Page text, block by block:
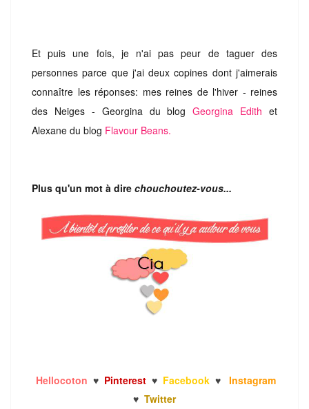
Et puis une fois, je n'ai pas peur de taguer des
personnes parce que j'ai deux copines dont j'aimerais
connaître les réponses: mes reines de l'hiver - reines
des Neiges - Georgina du blogGeorgina Edith et
Alexane du blog Flavour Beans.
Plus qu'un mot à dire chouchoutez-vous...
Hellocoton ♥ Pinterest ♥ Facebook ♥ Instagram
♥ Twitter